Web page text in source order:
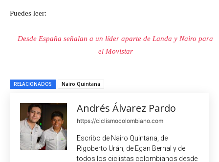
Puedes leer:
Desde España señalan a un líder aparte de Landa y Nairo para
el Movistar
RELACIONADOS Nairo Quintana
Andrés Álvarez Pardo
https://ciclismocolombiano.com
Escribo de Nairo Quintana, de
Rigoberto Urán, de Egan Bernal y de
todos los ciclistas colombianos desde